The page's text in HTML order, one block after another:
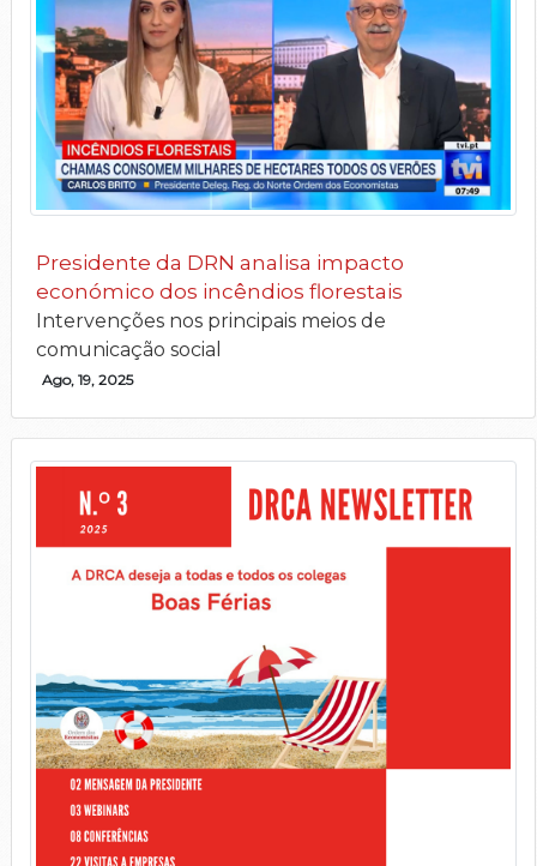
Presidente da DRN analisa impacto
económico dos incêndios florestais
Intervenções nos principais meios de
comunicação social
Ago, 19, 2025